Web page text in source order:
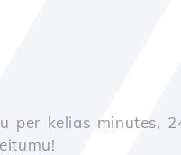
per kelias minutes,